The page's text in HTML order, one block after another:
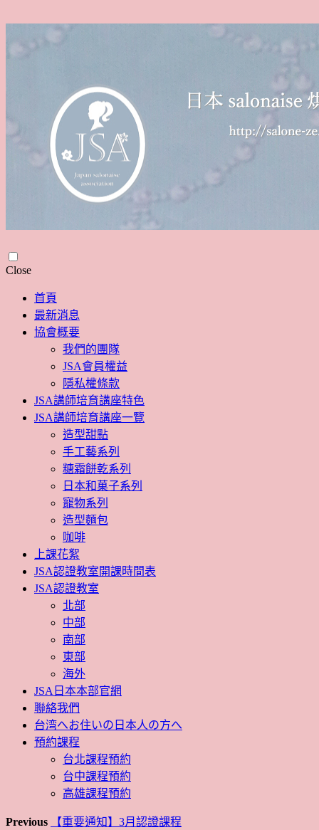
CloseSkip
content
首頁
最新消息
協會概要
我們的團隊
JSA會員權益
隱私權條款
JSA講師培育講座特色
JSA講師培育講座一覽
造型甜點
手工藝系列
糖霜餅乾系列
日本和菓子系列
寵物系列
造型麵包
咖啡
上課花絮
JSA認證教室開課時間表
JSA認證教室
北部
中部
南部
東部
海外
JSA日本本部官網
聯絡我們
台湾へお住いの日本人の方へ
預約課程
台北課程預約
台中課程預約
高雄課程預約
Previous
【重要通知】3月認證課程